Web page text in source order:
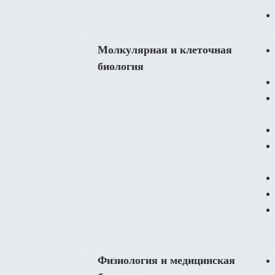
Молкулярная и клеточная
биология
Физиология и медицинская